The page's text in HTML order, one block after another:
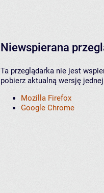
Niewspierana
Ta przeglądarka nie jest
pobierz aktualną wersję
Mozilla Firefox
Google Chrome